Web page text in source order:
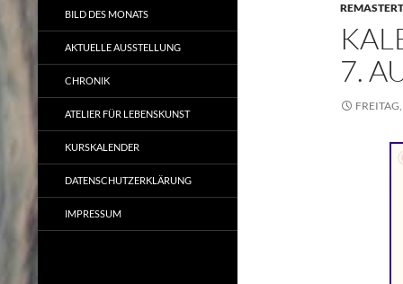
REMASTERT
7.
BILD DES MONATS
AKTUELLE AUSSTELLUNG
CHRONIK
ATELIER FÜR LEBENSKUNST
KURSKALENDER
DATENSCHUTZERKLÄRUNG
IMPRESSUM